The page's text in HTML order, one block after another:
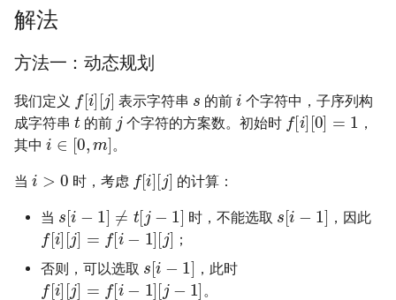
24. 两两交换链表中的节点
25. K 个一组翻转链表
26. 删除有序数组中的重复项
27. 移除元素
28. 找出字符串中第一个匹配
29. 两数相除
30. 串联所有单词的子串
26. 树的子结构
27. 二叉树的镜像
28. 对称的二叉树
29. 顺时针打印矩阵
30. 包含 min 函数的栈
31. 栈的压入、弹出序列
32.1. 从上到下打印二叉树
4.2. 最小高度树
4.3. 特定深度节点链表
4.4. 检查平衡性
4.8. 首个共同祖先
4.9. 二叉搜索树序列
解法
方法一：动态规划
我们定义
f[i][ j]
表示字符串 的前 个字符中，子序列构
成字符串
t
的前
j
个字符的方案数。初始时
f[i][0 ]=1
，
其中
i∈[ 0,m]
。
当 时，考虑
f[i][ j]
的计算：
当
[i 1] t j−1
时，不能选取
[i 1]
，因此
f[i][j]= f[i−1][j]
；
否则，可以选取
[i− 1]
，此时
f[i][ j] =f[i−1] [j−1 ]
。